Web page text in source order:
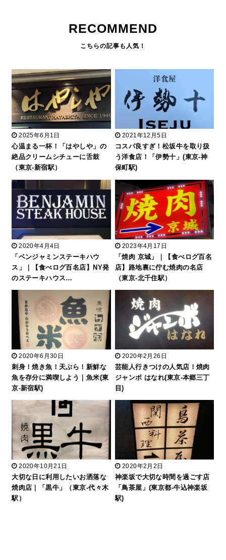
RECOMMEND
2025年6月1日
心温まる一杯！「はやしや」の
絶品クリームシチューに舌鼓
（東京-新宿駅）
2021年12月5日
コスパ良すぎ！松坂牛を取り扱
う洋食店！「伊勢十」(東京-神
保町駅)
2020年4月4日
「ベンジャミンステーキハウ
ス」｜【食べログ百名店】NY発
のステーキハウス…
2023年4月17日
「焼肉 京城」｜【食べログ百名
店】路地裏に佇む焼肉の名店
（東京-北千住駅）
2020年6月30日
刺身！焼き魚！天ぷら！新鮮な
魚を存分に満喫しよう｜魚米(東
京-新宿駅)
2020年2月26日
芸能人行きつけの人気店！焼肉
ジャンボ はなれ(東京-本郷三丁
目)
2020年10月21日
大切な日に利用したいお洒落な
焼肉店｜「黒牛」（東京-代々木
駅）
2020年2月2日
神楽坂で大切な時間を過ごす店
「鳥茶屋」(東京都-牛込神楽坂
駅)